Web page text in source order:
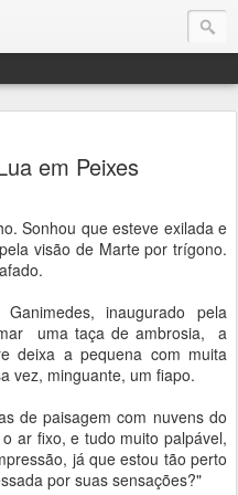
em Peixes
Sonhou que esteve exilada e
visão de Marte por trígono.
inaugurado pela
uma taça de ambrosia, a
deixa a pequena com muita
vez, minguante, um fiapo.
de paisagem com nuvens do
ar fixo, e tudo muito palpável,
já que estou tão perto
por suas sensações?"